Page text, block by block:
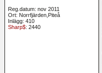
Reg.datum: nov 2011
Ort: Norrfjärden,Piteå
Inlägg: 410
Sharp$: 2440